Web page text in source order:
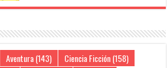
Aventura(143) Ciencia Ficción(158)